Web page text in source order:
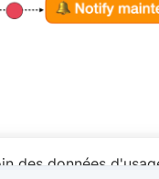
des données